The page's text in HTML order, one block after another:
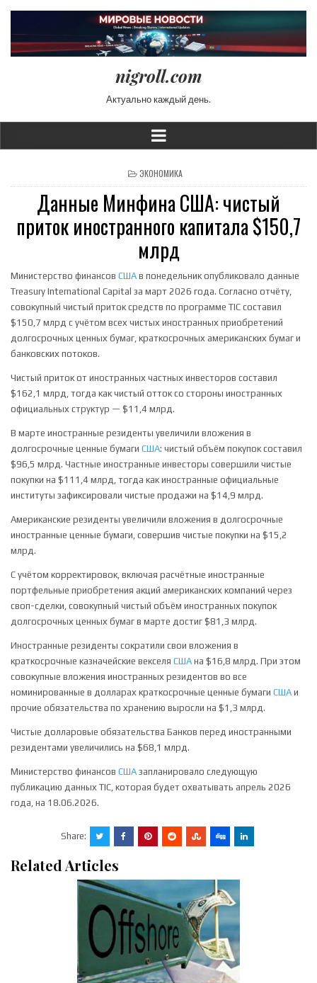
nigroll.com
Актуально каждый день.
POSTED IN
ЭКОНОМИКА
Данные Минфина США: чистый
приток иностранного капитала $150,7
млрд
Министерство финансов США в понедельник опубликовало данные
Treasury International Capital за март 2026 года. Согласно отчёту,
совокупный чистый приток средств по программе TIC составил
$150,7 млрд с учётом всех чистых иностранных приобретений
долгосрочных ценных бумаг, краткосрочных американских бумаг и
банковских потоков.
Чистый приток от иностранных частных инвесторов составил
$162,1 млрд, тогда как чистый отток со стороны иностранных
официальных структур — $11,4 млрд.
В марте иностранные резиденты увеличили вложения в
долгосрочные ценные бумаги США: чистый объём покупок составил
$96,5 млрд. Частные иностранные инвесторы совершили чистые
покупки на $111,4 млрд, тогда как иностранные официальные
институты зафиксировали чистые продажи на $14,9 млрд.
Американские резиденты увеличили вложения в долгосрочные
иностранные ценные бумаги, совершив чистые покупки на $15,2
млрд.
С учётом корректировок, включая расчётные иностранные
портфельные приобретения акций американских компаний через
своп-сделки, совокупный чистый объём иностранных покупок
долгосрочных ценных бумаг в марте достиг $81,3 млрд.
Иностранные резиденты сократили свои вложения в
краткосрочные казначейские векселя США на $16,8 млрд. При этом
совокупные вложения иностранных резидентов во все
номинированные в долларах краткосрочные ценные бумаги США и
прочие обязательства по хранению выросли на $1,3 млрд.
Чистые долларовые обязательства Банков перед иностранными
резидентами увеличились на $68,1 млрд.
Министерство финансов США запланировало следующую
публикацию данных TIC, которая будет охватывать апрель 2026
года, на 18.06.2026.
Share:
Related Articles